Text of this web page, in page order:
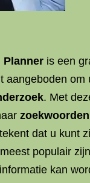
Planner is een
aangeboden om
. Met
zoekwoorden
dat u kunt
populair
kan